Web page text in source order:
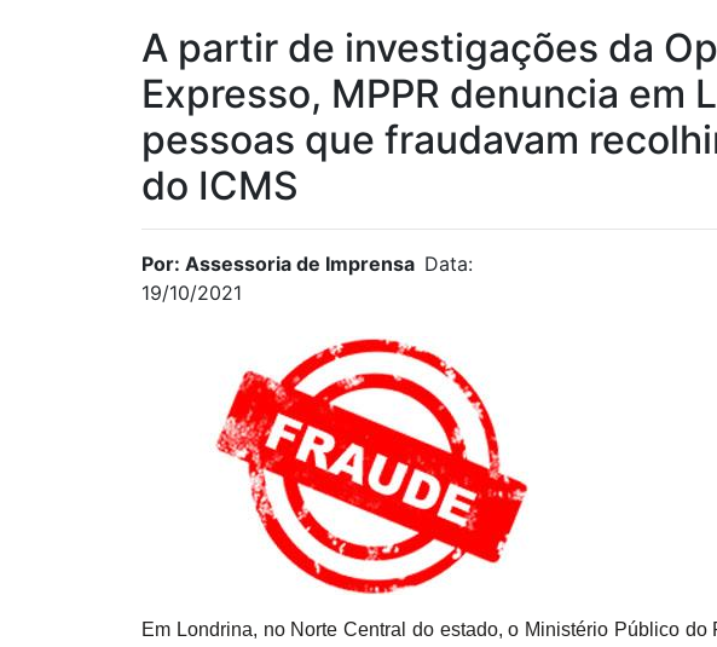
A partir de investigações da
Expresso, MPPR denuncia em
pessoas que fraudavam
do ICMS
Por: Assessoria de Imprensa Data:
19/10/2021
Em Londrina, no Norte Central do estado, o Ministério Público do